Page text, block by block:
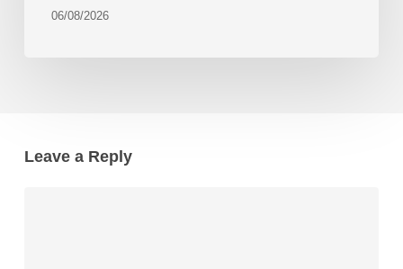
06/08/2026
Leave a Reply